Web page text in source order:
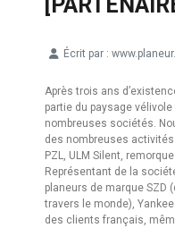
Écrit par :
Après trois ans
partie du paysage
nombreuses sociétés.
des nombreuses
PZL, ULM Silent,
Représentant de la
planeurs de marque SZD
travers le monde),
des clients français,